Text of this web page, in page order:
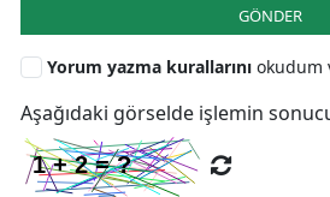
GÖNDER
Yorum yazma kurallarını okudum
Aşağıdaki görselde işlemin